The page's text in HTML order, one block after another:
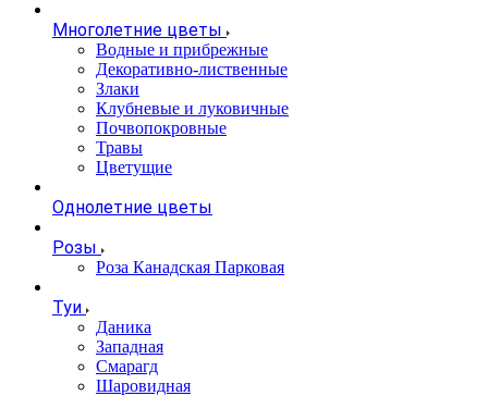
Многолетние цветы
Водные и прибрежные
Декоративно-лиственные
Злаки
Клубневые и луковичные
Почвопокровные
Травы
Цветущие
Однолетние цветы
Розы
Роза Канадская Парковая
Туи
Даника
Западная
Смарагд
Шаровидная